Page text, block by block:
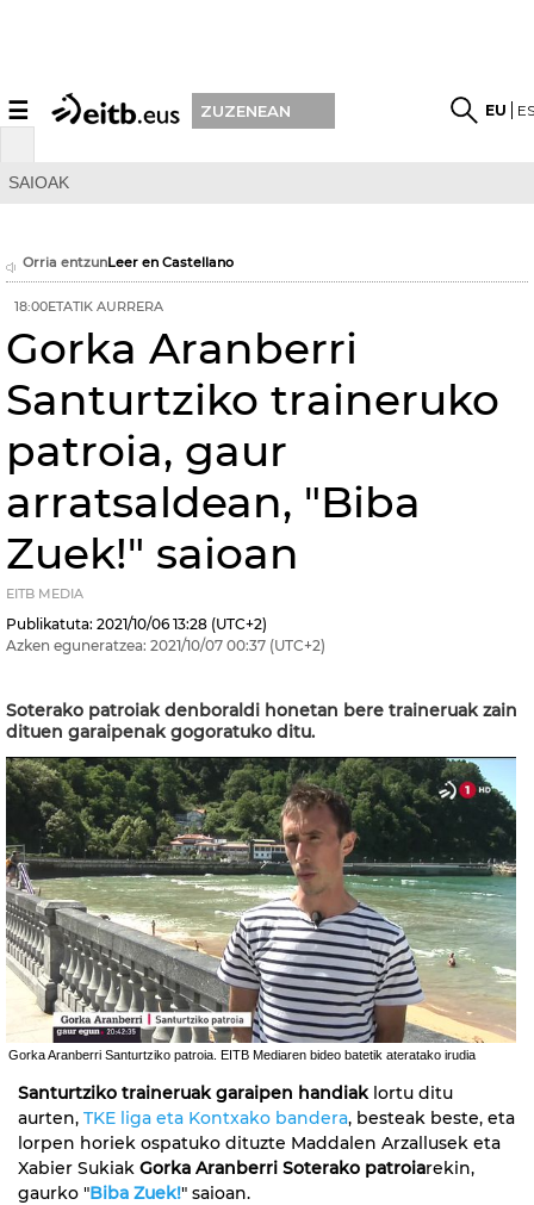
☰ ZUZENEAN EU
SAIOAK
Orria entzunLeer en Castellano
18:00ETATIK AURRERA
Gorka Aranberri
Santurtziko traineruko
patroia, gaur
arratsaldean, "Biba
Zuek!" saioan
EITB MEDIA
Publikatuta: 2021/10/06 13:28 (UTC+2)
Azken eguneratzea: 2021/10/07 00:37 (UTC+2)
Soterako patroiak denboraldi honetan bere traineruak zain
dituen garaipenak gogoratuko ditu.
Gorka Aranberri Santurtziko patroia. EITB Mediaren bideo batetik ateratako irudia
Santurtziko traineruak garaipen handiaklortu ditu
aurten, TKE liga eta Kontxako bandera, besteak beste, eta
lorpen horiek ospatuko dituzte Maddalen Arzallusek eta
Xabier Sukiak Gorka Aranberri Soterako patroiarekin,
gaurko "Biba Zuek!" saioan.